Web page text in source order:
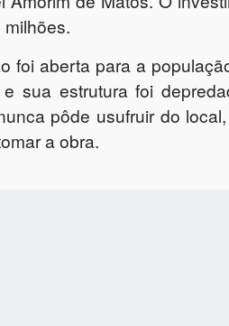
foi aberta para a
sua estrutura foi
pôde usufruir do
a obra.